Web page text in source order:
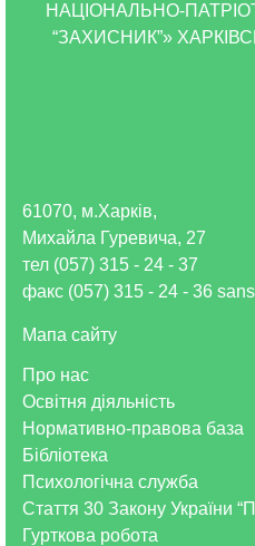
НАЦІОНАЛЬНО-
“ЗАХИСНИК”»
Про нас
Освітня діяльність
Нормативно-правова база
Бібліотека
Психологічна служба
Стаття 30 Закону України
Гурткова робота
61070, м.Харків,
Михайла Гуревича, 27
тел (057) 315 - 24 - 37
факс (057) 315 - 24 - 36
Мапа сайту